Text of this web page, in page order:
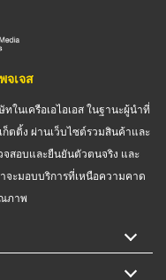
จเจส
ในเครือเอไอเอส ในฐานะผู้นำที่
ตติ้ง ผ่านเว็บไซต์รวมสินค้าและ
จสอบและยืนยันตัวตนจริง และ
จะมอบบริการที่เหนือความคาด
ภาพ